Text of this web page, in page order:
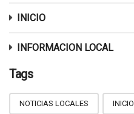
INICIO
INFORMACION LOCAL
Tags
NOTICIAS LOCALES INICIO